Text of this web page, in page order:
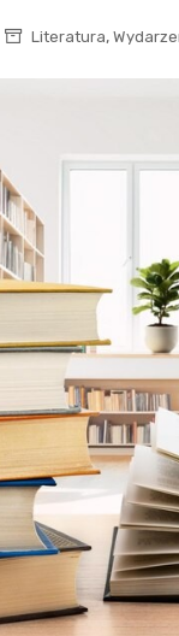
Literatura,